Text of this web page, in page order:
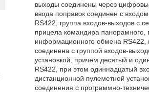
выходы соединены через
ввода поправок соединен с
RS422, группа входов-выходов с
прицела командира
информационного обмена RS422,
соединена с группой входов-
установкой, причем десятый и
RS422, при этом одиннадцатый
дистанционной пулеметной
соединения с программно-